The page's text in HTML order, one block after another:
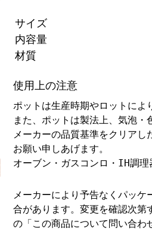
サイズ
内容量
材質
使用上の注意
ポットは生産時期やロットによ
また、ポットは製法上、気泡・
メーカーの品質基準をクリアし
お願い申しあげます。
オーブン・ガスコンロ・IH調理
メーカーにより予告なくパッ
合があります。変更を確認次第
の「この商品について問い合わ